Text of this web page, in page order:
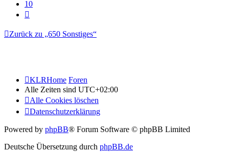
10
Zurück zu „650 Sonstiges“
KLRHome Foren
Alle Zeiten sind UTC+02:00
Alle Cookies löschen
Datenschutzerklärung
Powered by phpBB® Forum Software © phpBB Limited
Deutsche Übersetzung durch phpBB.de